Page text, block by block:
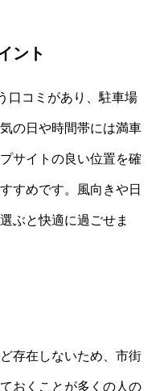
ント
口コミがあり、駐車場
の日や時間帯には満車
サイトの良い位置を確
すめです。風向きや日
ぶと快適に過ごせま
存在しないため、市街
おくことが多くの人の